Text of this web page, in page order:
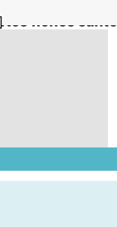
Nos fiches santé
les papillomavirus